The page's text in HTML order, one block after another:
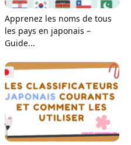
Apprenez les noms de tous
les pays en japonais –
Guide...